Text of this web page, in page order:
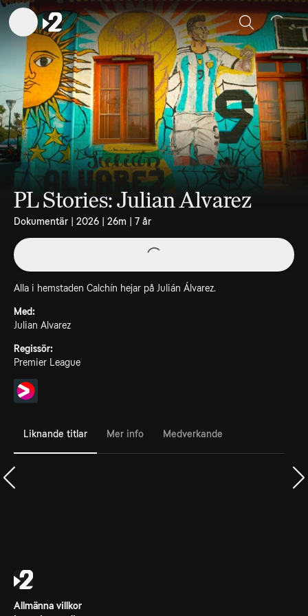
Sök
PL Stories: Julian Alvarez
Dokumentär | 2026 | 26m | 7 år
Alla i hemstaden Calchín hejar på Julián Álvarez.
Med:
Julian Alvarez
Regissör:
Premier League
Liknande titlar Mer info Medverkande
Allmänna villkor